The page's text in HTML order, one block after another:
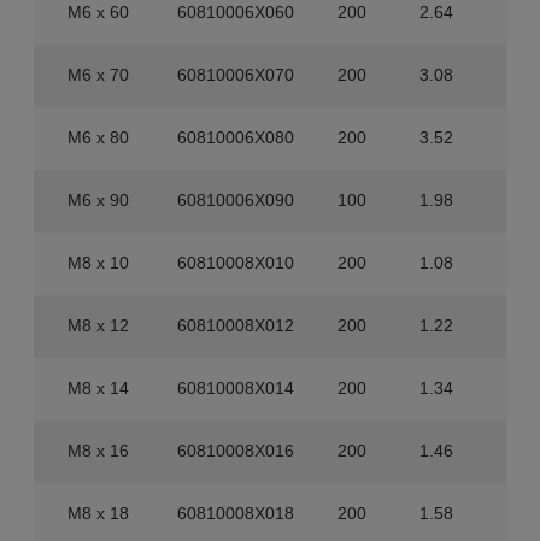
M6 x 60 60810006X060 200 2.64
M6 x 70 60810006X070 200 3.08
M6 x 80 60810006X080 200 3.52
M6 x 90 60810006X090 100 1.98
M8 x 10 60810008X010 200 1.08
M8 x 12 60810008X012 200 1.22
M8 x 14 60810008X014 200 1.34
M8 x 16 60810008X016 200 1.46
M8 x 18 60810008X018 200 1.58